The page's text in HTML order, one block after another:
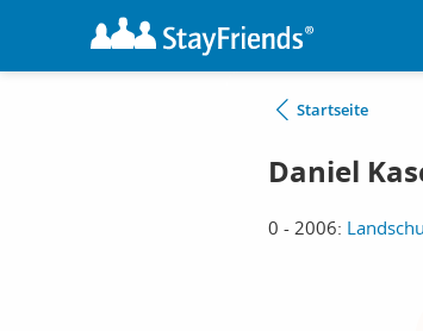
Startseite
Daniel
0 - 2006: